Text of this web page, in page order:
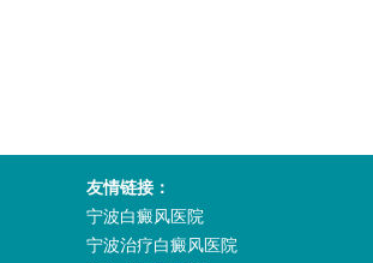
友情链接：
宁波白癜风医院
宁波治疗白癜风医院